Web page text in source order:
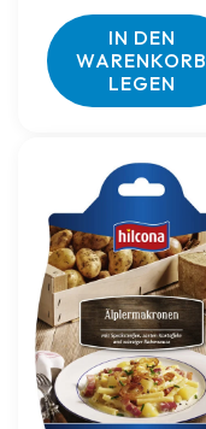
Preis
IN DEN
WARENKORB
LEGEN